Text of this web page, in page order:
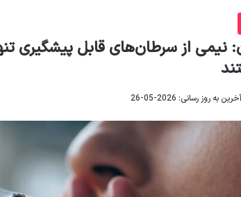
نیمی از سرطان‌های قابل پیشگیری
آخرین به روز رسانی: 2026-05-26